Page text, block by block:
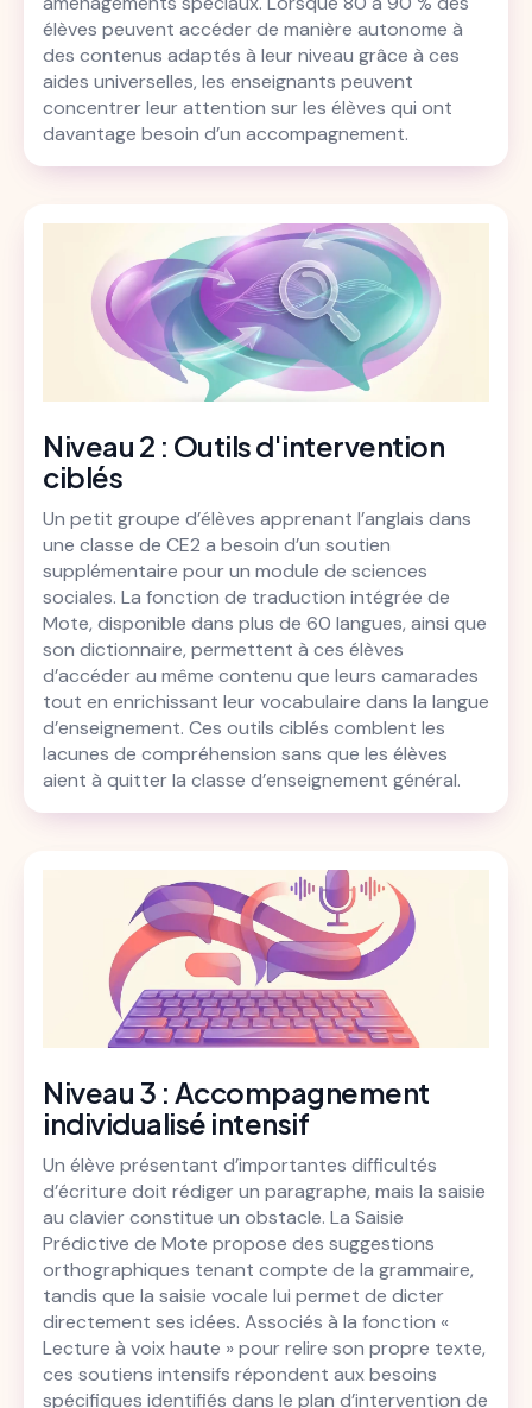
élèves peuvent accéder de manière autonome à
des contenus adaptés à leur niveau grâce à ces
aides universelles, les enseignants peuvent
concentrer leur attention sur les élèves qui ont
davantage besoin d’un accompagnement.
Niveau 2 : Outils d'intervention
ciblés
Un petit groupe d’élèves apprenant l’anglais dans
une classe de CE2 a besoin d’un soutien
supplémentaire pour un module de sciences
sociales. La fonction de traduction intégrée de
Mote, disponible dans plus de 60 langues, ainsi que
son dictionnaire, permettent à ces élèves
d’accéder au même contenu que leurs camarades
tout en enrichissant leur vocabulaire dans la langue
d’enseignement. Ces outils ciblés comblent les
lacunes de compréhension sans que les élèves
aient à quitter la classe d’enseignement général.
Niveau 3 : Accompagnement
individualisé intensif
Un élève présentant d’importantes difficultés
d’écriture doit rédiger un paragraphe, mais la saisie
au clavier constitue un obstacle. La Saisie
Prédictive de Mote propose des suggestions
orthographiques tenant compte de la grammaire,
tandis que la saisie vocale lui permet de dicter
directement ses idées. Associés à la fonction «
Lecture à voix haute » pour relire son propre texte,
ces soutiens intensifs répondent aux besoins
spécifiques identifiés dans le plan d’intervention de